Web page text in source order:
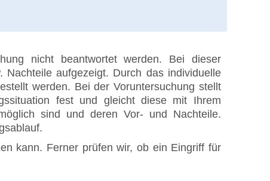
nicht beantwortet werden. Bei dieser
aufgezeigt. Durch das individuelle
werden. Bei der Voruntersuchung stellt
fest und gleicht diese mit Ihrem
sind und deren Vor- und Nachteile.
kann. Ferner prüfen wir, ob ein Eingriff für